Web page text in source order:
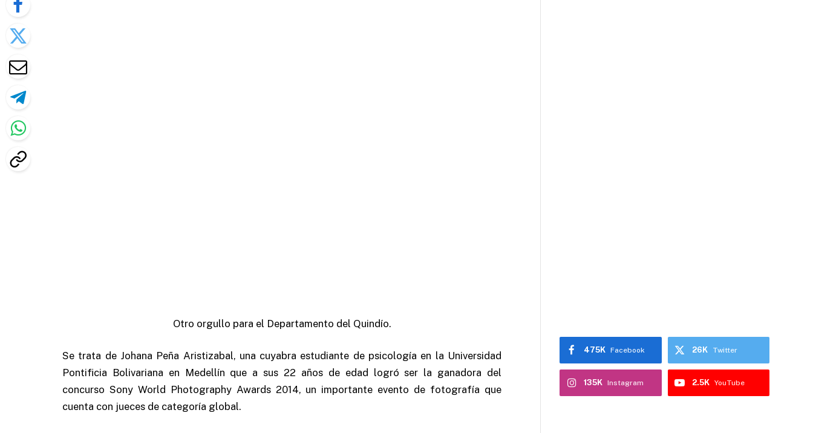
Otro orgullo para el Departamento del Quindío.
Se trata de Johana Peña Aristizabal, una cuyabra estudiante de psicología en la Universidad
Pontificia Bolivariana en Medellín que a sus 22 años de edad logró ser la ganadora del
concurso Sony World Photography Awards 2014, un importante evento de fotografía que
cuenta con jueces de categoría global.
Facebook
475K Twitter
26K
Instagram
135K YouTube
2.5K